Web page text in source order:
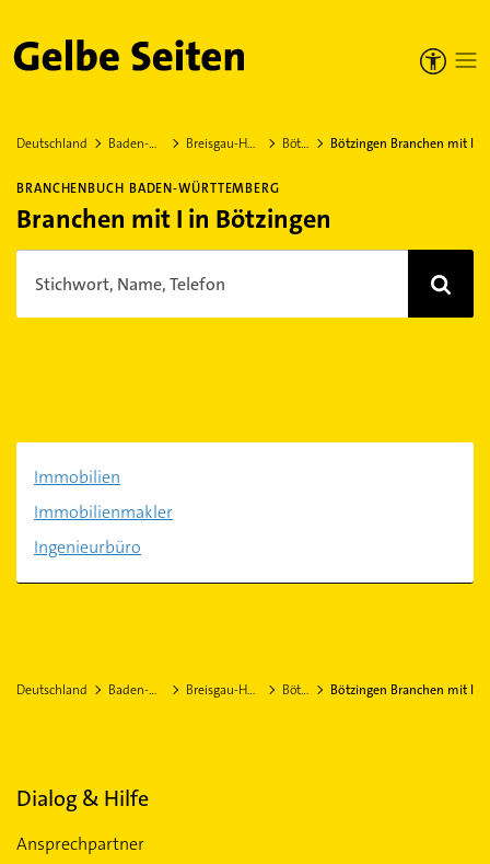
Gelbe Seiten
Deutschland Baden-Württemberg Breisgau-Hochschwarzwald Bötzingen Bötzingen Branchen mit I
BRANCHENBUCH BADEN-WÜRTTEMBERG
Branchen mit I in Bötzingen
Stichwort, Name, Telefon
Immobilien
Immobilienmakler
Ingenieurbüro
Deutschland Baden-Württemberg Breisgau-Hochschwarzwald Bötzingen Bötzingen Branchen mit I
Dialog & Hilfe
Ansprechpartner